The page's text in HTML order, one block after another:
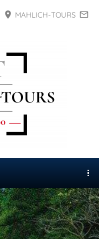
MAHLICH-TOURS